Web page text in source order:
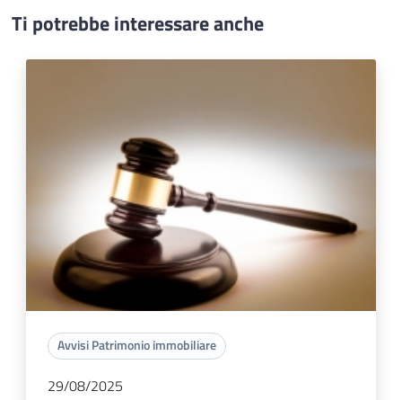
Ti potrebbe interessare anche
Avvisi Patrimonio immobiliare
29/08/2025